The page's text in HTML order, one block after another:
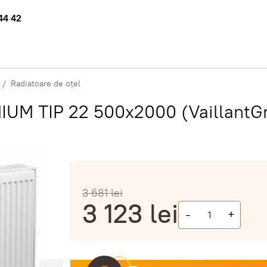
42
Radiatoare de oțel
TIP 22 500x2000
3 681lei
3 123 lei - +